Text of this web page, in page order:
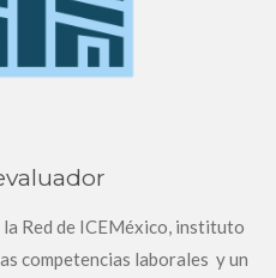
Red de ICEMéxico, instituto
competencias laborales y un